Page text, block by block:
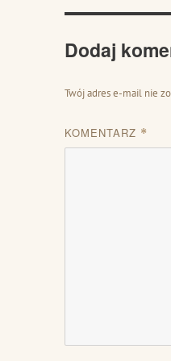
Dodaj
Twój adres e-mail nie
KOMENTARZ *